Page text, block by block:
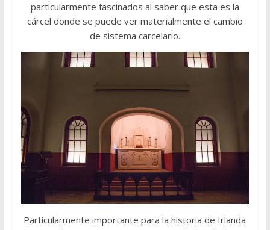
particularmente fascinados al saber que esta es la
cárcel donde se puede ver materialmente el cambio
de sistema carcelario.
Particularmente importante para la historia de Irlanda